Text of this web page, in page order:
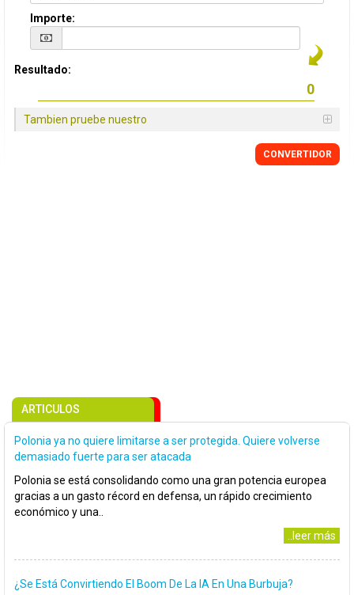
Importe:
Resultado:
Tambien pruebe nuestro
CONVERTIDOR
ARTICULOS
Polonia ya no quiere limitarse a ser protegida. Quiere volverse
demasiado fuerte para ser atacada
Polonia se está consolidando como una gran potencia europea
gracias a un gasto récord en defensa, un rápido crecimiento
económico y una..
..leer más
¿Se Está Convirtiendo El Boom De La IA En Una Burbuja?